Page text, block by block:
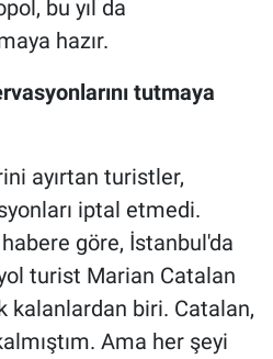
bu yıl da
hazır.
tutmaya
ayırtan turistler,
iptal etmedi.
göre, İstanbul'da
turist Marian Catalan
kalanlardan biri. Catalan,
Ama her şeyi